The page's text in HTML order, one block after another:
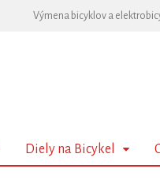
Výmena bicyklov a
Diely na Bicykel